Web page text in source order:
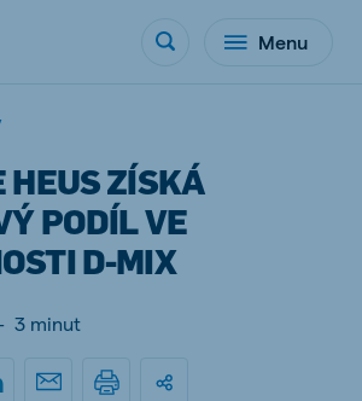
Menu
HEUS ZÍSKÁ
PODÍL VE
D-MIX
3 minut